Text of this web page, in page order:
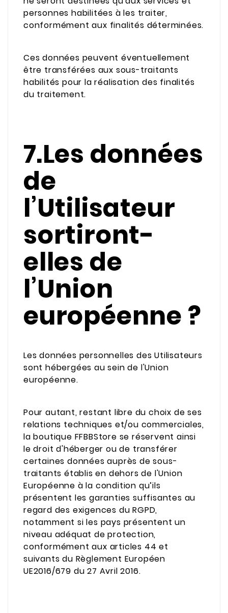
personnes habilitées à les traiter,
conformément aux finalités déterminées.
Ces données peuvent éventuellement
être transférées aux sous-traitants
habilités pour la réalisation des finalités
du traitement.
7.Les données
de
l’Utilisateur
sortiront-
elles de
l’Union
européenne ?
Les données personnelles des Utilisateurs
sont hébergées au sein de l'Union
européenne.
Pour autant, restant libre du choix de ses
relations techniques et/ou commerciales,
la boutique FFBBStore se réservent ainsi
le droit d'héberger ou de transférer
certaines données auprès de sous-
traitants établis en dehors de l'Union
Européenne à la condition qu’ils
présentent les garanties suffisantes au
regard des exigences du RGPD,
notamment si les pays présentent un
niveau adéquat de protection,
conformément aux articles 44 et
suivants du Règlement Européen
UE2016/679 du 27 Avril 2016.